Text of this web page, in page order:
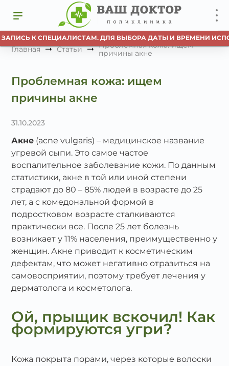
К СПЕЦИАЛИСТАМ. ДЛЯ ВЫБОРА ДАТЫ И ВРЕМЕНИ
Главная Статьи
Проблемная кожа: ищем
причины акне
Проблемная кожа: ищем
причины акне
31.10.2023
Акне (acne vulgaris) – медицинское название
угревой сыпи. Это самое частое
воспалительное заболевание кожи. По данным
статистики, акне в той или иной степени
страдают до 80 – 85% людей в возрасте до 25
лет, а с комедональной формой в
подростковом возрасте сталкиваются
практически все. После 25 лет болезнь
возникает у 11% населения, преимущественно у
женщин. Акне приводит к косметическим
дефектам, что может негативно отразиться на
самовосприятии, поэтому требует лечения у
дерматолога и косметолога.
Ой, прыщик вскочил! Как
формируются угри?
Кожа покрыта порами, через которые волоски